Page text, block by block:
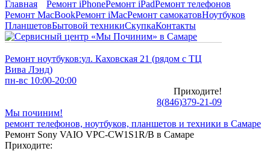
Главная
Ремонт iPhoneРемонт iPadРемонт телефонов
Ремонт MacBookРемонт iMacРемонт самокатовНоутбуков
ПланшетовБытовой техникиСкупкаКонтакты
Ремонт ноутбуков:ул. Каховская 21 (рядом с ТЦ
Вива Лэнд)
пн-вс 10:00-20:00
Приходите!
8(846)379-21-09
Мы починим!
ремонт телефонов, ноутбуков, планшетов и техники в Самаре
Ремонт Sony VAIO VPC-CW1S1R/B в Самаре
Приходите: